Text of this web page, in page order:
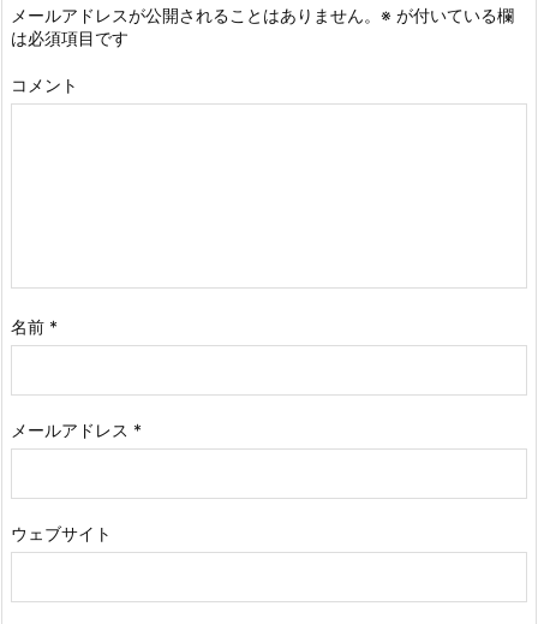
メールアドレスが公開されることはありません。 ※ が付いている欄
は必須項目です
コメント
名前 *
メールアドレス *
ウェブサイト